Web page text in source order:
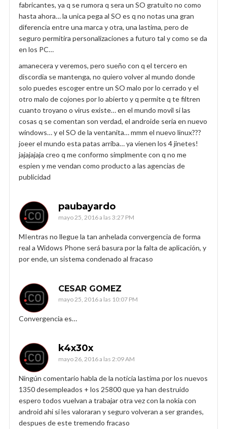
fabricantes, ya q se rumora q sera un SO gratuito no como
hasta ahora… la unica pega al SO es q no notas una gran
diferencia entre una marca y otra, una lastima, pero de
seguro permitira personalizaciones a futuro tal y como se da
en los PC…
amanecera y veremos, pero sueño con q el tercero en
discordia se mantenga, no quiero volver al mundo donde
solo puedes escoger entre un SO malo por lo cerrado y el
otro malo de cojones por lo abierto y q permite q te filtren
cuanto troyano o virus existe… en el mundo movil si las
cosas q se comentan son verdad, el androide seria en nuevo
windows… y el SO de la ventanita… mmm el nuevo linux???
joeer el mundo esta patas arriba… ya vienen los 4 jinetes!
jajajajaja creo q me conformo simplmente con q no me
espien y me vendan como producto a las agencias de
publicidad
paubayardo
mayo 25, 2016 a las 3:27 PM
MIentras no llegue la tan anhelada convergencia de forma
real a Widows Phone será basura por la falta de aplicación, y
por ende, un sistema condenado al fracaso
CESAR GOMEZ
mayo 25, 2016 a las 10:07 PM
Convergencia es…
k4x30x
mayo 26, 2016 a las 2:09 AM
Ningún comentario habla de la noticia lastima por los nuevos
1350 desempleados + los 25800 que ya han destruido
espero todos vuelvan a trabajar otra vez con la nokia con
android ahi si les valoraran y seguro volveran a ser grandes,
despues de este tremendo fracaso